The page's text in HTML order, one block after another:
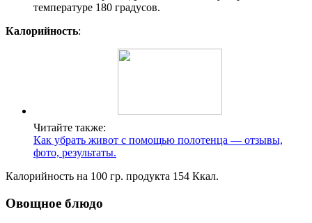
температуре 180 градусов.
Калорийность:
Читайте также:
Как убрать живот с помощью полотенца — отзывы,
фото, результаты.
Калорийность на 100 гр. продукта 154 Ккал.
Овощное блюдо